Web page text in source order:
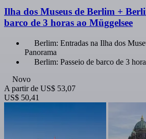
Ilha dos Museus de Berlim +
barco de 3 horas ao Müggelsee
Berlim: Entradas na Ilha dos
Panorama
Berlim: Passeio de barco de 3
Novo
A partir de US$ 53,07
US$ 50,41